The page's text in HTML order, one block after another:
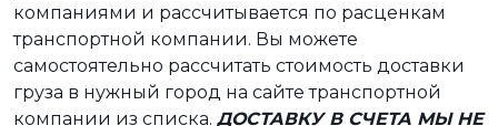
компаниями и рассчитывается по расценкам
транспортной компании. Вы можете
самостоятельно рассчитать стоимость доставки
груза в нужный город на сайте транспортной
компании из списка. ДОСТАВКУ В СЧЕТА МЫ НЕ